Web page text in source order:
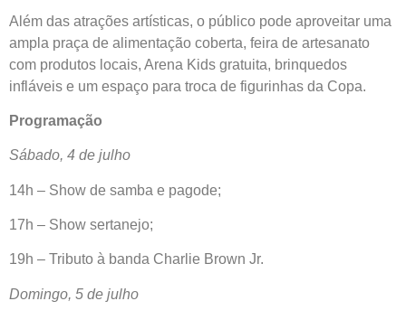
Além das atrações artísticas, o público pode aproveitar uma
ampla praça de alimentação coberta, feira de artesanato
com produtos locais, Arena Kids gratuita, brinquedos
infláveis e um espaço para troca de figurinhas da Copa.
Programação
Sábado, 4 de julho
14h – Show de samba e pagode;
17h – Show sertanejo;
19h – Tributo à banda Charlie Brown Jr.
Domingo, 5 de julho